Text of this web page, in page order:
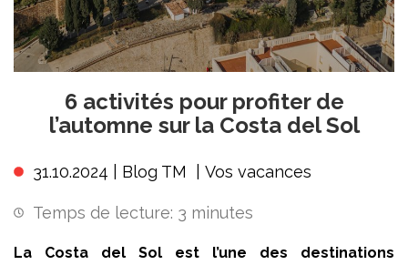
6 activités pour profiter de
l’automne sur la Costa del Sol
31.10.2024 | Blog TM Vos vacances
Temps de lecture: 3 minutes
La Costa del Sol est l’une des destinations